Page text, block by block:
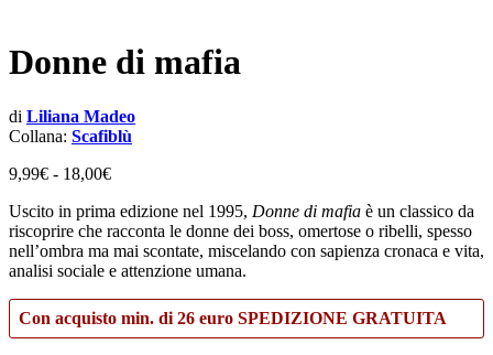
Donne di mafia
di Liliana Madeo
Collana: Scafiblù
9,99€ - 18,00€Fascia
prezzo:
da
9,99€
a
Uscito in prima edizione nel 1995, Donne di mafia è un classico da
riscoprire che racconta le donne dei boss, omertose o ribelli, spesso
nell’ombra ma mai scontate, miscelando con sapienza cronaca e vita,
analisi sociale e attenzione umana.
Con acquisto min. di 26 euro SPEDIZIONE GRATUITA